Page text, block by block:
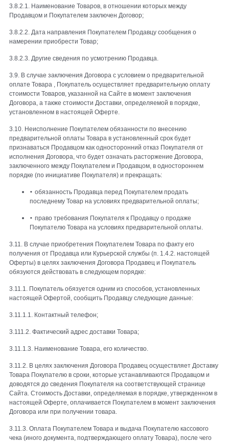
3.8.2.1. Наименование Товаров, в отношении которых между
Продавцом и Покупателем заключен Договор;
3.8.2.2. Дата направления Покупателем Продавцу сообщения о
намерении приобрести Товар;
3.8.2.3. Другие сведения по усмотрению Продавца.
3.9. В случае заключения Договора с условием о предварительной
оплате Товара , Покупатель осуществляет предварительную оплату
стоимости Товаров, указанной на Сайте в момент заключения
Договора, а также стоимости Доставки, определяемой в порядке,
установленном в настоящей Оферте.
3.10. Неисполнение Покупателем обязанности по внесению
предварительной оплаты Товара в установленный срок будет
признаваться Продавцом как односторонний отказ Покупателя от
исполнения Договора, что будет означать расторжение Договора,
заключенного между Покупателем и Продавцом, в одностороннем
порядке (по инициативе Покупателя) и прекращать:
• обязанность Продавца перед Покупателем продать
последнему Товар на условиях предварительной оплаты;
• право требования Покупателя к Продавцу о продаже
Покупателю Товара на условиях предварительной оплаты.
3.11. В случае приобретения Покупателем Товара по факту его
получения от Продавца или Курьерской службы (п. 1.4.2. настоящей
Оферты) в целях заключения Договора Продавец и Покупатель
обязуются действовать в следующем порядке:
3.11.1. Покупатель обязуется одним из способов, установленных
настоящей Офертой, сообщить Продавцу следующие данные:
3.11.1.1. Контактный телефон;
3.111.2. Фактический адрес доставки Товара;
3.11.1.3. Наименование Товара, его количество.
3.11.2. В целях заключения Договора Продавец осуществляет Доставку
Товара Покупателю в сроки, которые устанавливаются Продавцом и
доводятся до сведения Покупателя на соответствующей странице
Сайта. Стоимость Доставки, определяемая в порядке, утвержденном в
настоящей Оферте, оплачивается Покупателем в момент заключения
Договора или при получении товара.
3.11.3. Оплата Покупателем Товара и выдача Покупателю кассового
чека (иного документа, подтверждающего оплату Товара), после чего